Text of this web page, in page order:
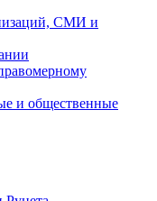
СМИ и
и общественные